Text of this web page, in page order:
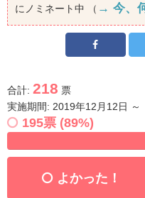
にノミネート中 （ → 今、
合計: 218 票
実施期間: 2019年12月12日 ～
195票 (89%)
よかった！